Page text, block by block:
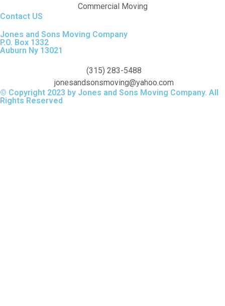
Commercial Moving
Contact US
Jones and Sons Moving Company
P.O. Box 1332
Auburn Ny 13021
(315) 283-5488
jonesandsonsmoving@yahoo.com
© Copyright 2023 by Jones and Sons Moving Company. All
Rights Reserved